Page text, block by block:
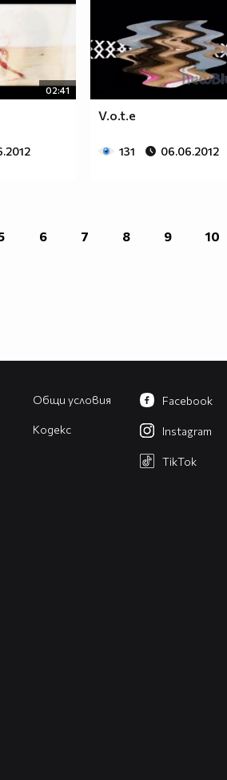
02:41
V.o.t.e
131 06.06.2012
6 7 8 9 10
Общи условия
Кодекс
Facebook
Instagram
TikTok